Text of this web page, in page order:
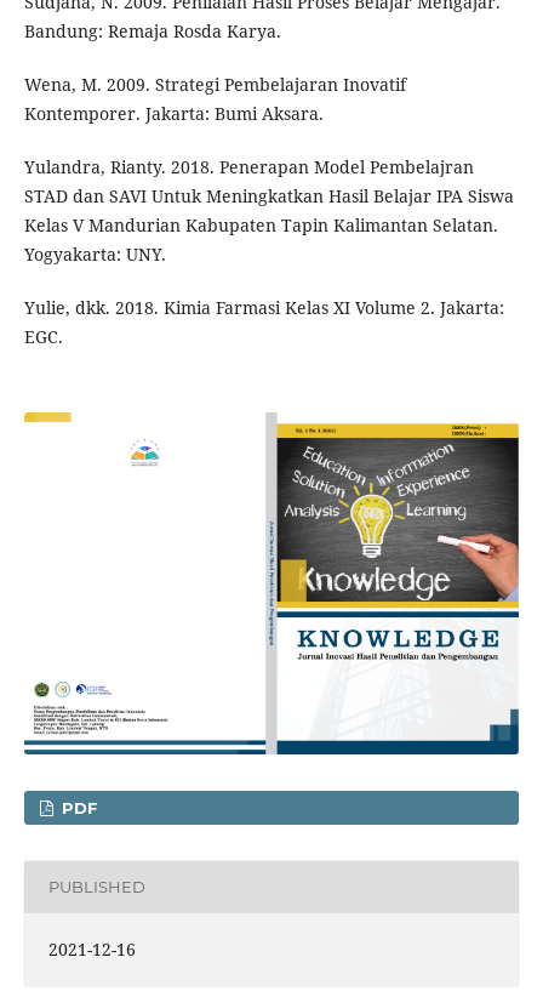
Bandung: Remaja Rosda Karya.
Wena, M. 2009. Strategi Pembelajaran Inovatif
Kontemporer. Jakarta: Bumi Aksara.
Yulandra, Rianty. 2018. Penerapan Model Pembelajran
STAD dan SAVI Untuk Meningkatkan Hasil Belajar IPA Siswa
Kelas V Mandurian Kabupaten Tapin Kalimantan Selatan.
Yogyakarta: UNY.
Yulie, dkk. 2018. Kimia Farmasi Kelas XI Volume 2. Jakarta:
EGC.
PDF
PUBLISHED
2021-12-16